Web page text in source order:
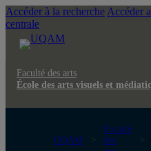
Accéder à la recherche Accéder
centrale
Faculté des arts
École des arts visuels et
UQAM
Faculté
des